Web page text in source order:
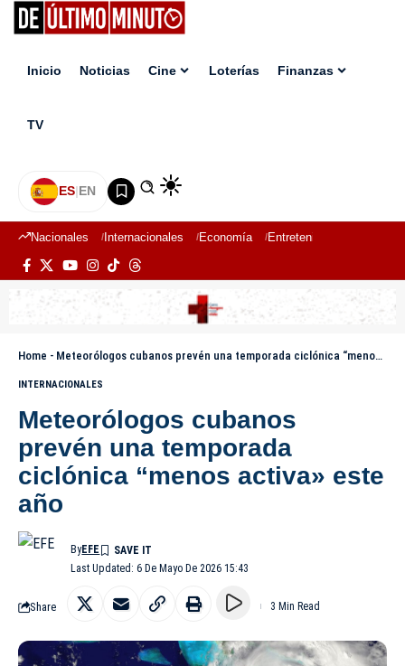
Inicio Noticias Cine Loterías Finanzas
TV
ES|EN
Nacionales Internacionales Economía Entretenimiento
Home - Meteorólogos cubanos prevén una temporada ciclónica “menos activa» este año
INTERNACIONALES
Meteorólogos cubanos
prevén una temporada
ciclónica “menos activa» este
año
Last Updated: 6 De Mayo De 2026 15:43
ByEFE
Share 3 Min Read